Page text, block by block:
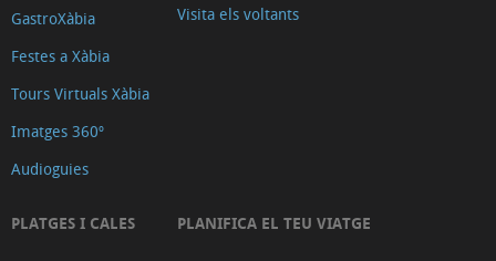
domicili
GastroXàbia
Festes a Xàbia
Tours Virtuals Xàbia
Imatges 360º
Audioguies
Visita els voltants
PLATGES I CALES PLANIFICA EL TEU VIATGE